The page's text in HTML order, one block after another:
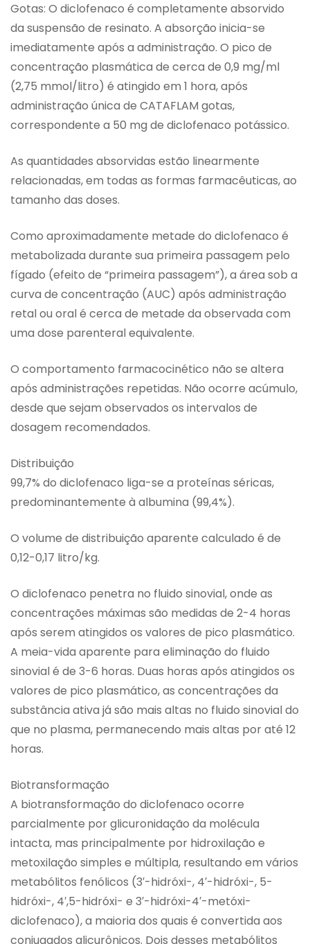
Gotas: O diclofenaco é completamente absorvido
da suspensão de resinato. A absorção inicia-se
imediatamente após a administração. O pico de
concentração plasmática de cerca de 0,9 mg/ml
(2,75 mmol/litro) é atingido em 1 hora, após
administração única de CATAFLAM gotas,
correspondente a 50 mg de diclofenaco potássico.
As quantidades absorvidas estão linearmente
relacionadas, em todas as formas farmacêuticas, ao
tamanho das doses.
Como aproximadamente metade do diclofenaco é
metabolizada durante sua primeira passagem pelo
fígado (efeito de “primeira passagem”), a área sob a
curva de concentração (AUC) após administração
retal ou oral é cerca de metade da observada com
uma dose parenteral equivalente.
O comportamento farmacocinético não se altera
após administrações repetidas. Não ocorre acúmulo,
desde que sejam observados os intervalos de
dosagem recomendados.
Distribuição
99,7% do diclofenaco liga-se a proteínas séricas,
predominantemente à albumina (99,4%).
O volume de distribuição aparente calculado é de
0,12-0,17 litro/kg.
O diclofenaco penetra no fluido sinovial, onde as
concentrações máximas são medidas de 2-4 horas
após serem atingidos os valores de pico plasmático.
A meia-vida aparente para eliminação do fluido
sinovial é de 3-6 horas. Duas horas após atingidos os
valores de pico plasmático, as concentrações da
substância ativa já são mais altas no fluido sinovial do
que no plasma, permanecendo mais altas por até 12
horas.
Biotransformação
A biotransformação do diclofenaco ocorre
parcialmente por glicuronidação da molécula
intacta, mas principalmente por hidroxilação e
metoxilação simples e múltipla, resultando em vários
metabólitos fenólicos (3′-hidróxi-, 4′-hidróxi-, 5-
hidróxi-, 4′,5-hidróxi- e 3′-hidróxi-4′-metóxi-
diclofenaco), a maioria dos quais é convertida aos
conjugados glicurônicos. Dois desses metabólitos